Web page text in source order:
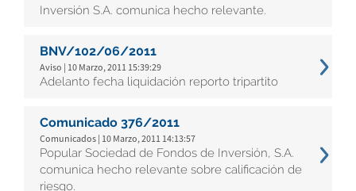
Inversión S.A. comunica hecho relevante.
BNV/102/06/2011
Aviso | 10 Marzo, 2011 15:39:29
Adelanto fecha liquidación reporto tripartito
Comunicado 376/2011
Comunicados | 10 Marzo, 2011 14:13:57
Popular Sociedad de Fondos de Inversión, S.A.
comunica hecho relevante sobre calificación de
riesgo.